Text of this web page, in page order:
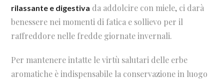
rilassante e digestiva da addolcire con miele, ci darà
benessere nei momenti di fatica e sollievo per il
raffreddore nelle fredde giornate invernali.
Per mantenere intatte le virtù salutari delle erbe
aromatiche è indispensabile la conservazione in luogo